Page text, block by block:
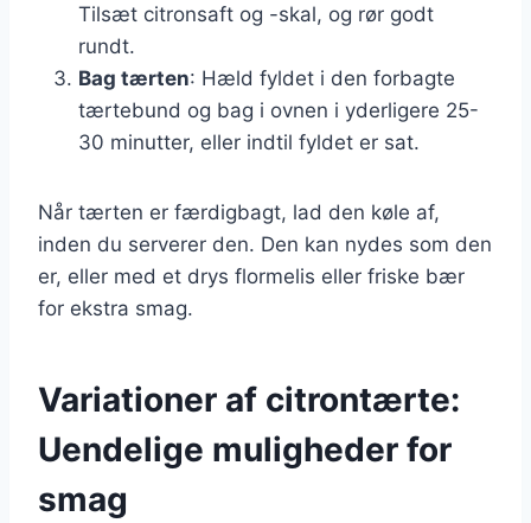
Tilsæt citronsaft og -skal, og rør godt
rundt.
Bag tærten: Hæld fyldet i den forbagte
tærtebund og bag i ovnen i yderligere 25-
30 minutter, eller indtil fyldet er sat.
Når tærten er færdigbagt, lad den køle af,
inden du serverer den. Den kan nydes som den
er, eller med et drys flormelis eller friske bær
for ekstra smag.
Variationer af citrontærte:
Uendelige muligheder for
smag